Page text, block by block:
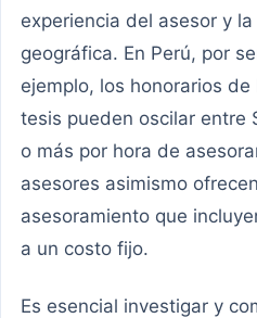
experiencia del asesor y
geográfica. En Perú, por
ejemplo, los honorarios
tesis pueden oscilar entre
o más por hora de
asesores asimismo
asesoramiento que
a un costo fijo.
Es esencial investigar y